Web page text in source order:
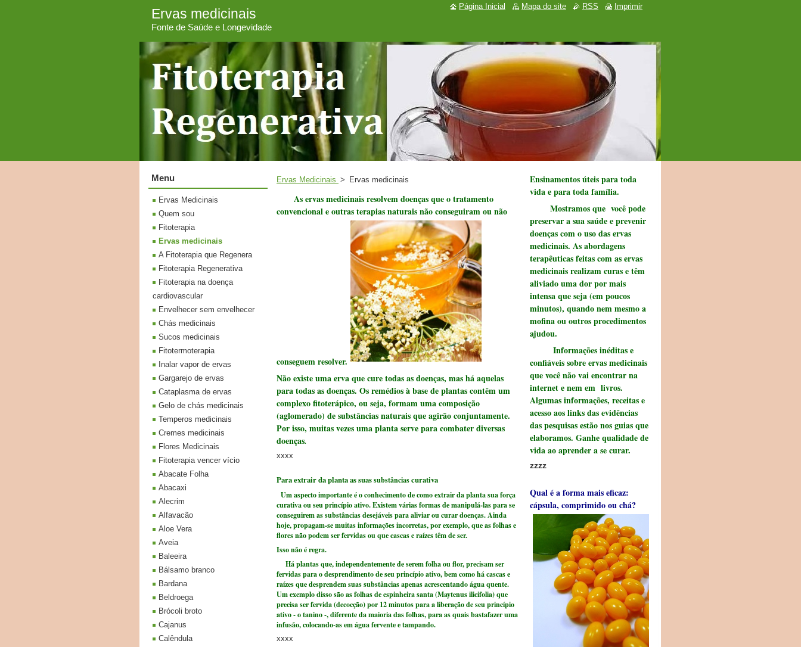
Ervas medicinais
Fonte de Saúde e Longevidade
Ervas Medicinais > Ervas medicinais
As ervas medicinais resolvem doenças que o tratamento
convencional e outras terapias naturais não conseguiram ou não
conseguem resolver.
Não existe uma erva que cure todas as doenças, mas há aquelas
para todas as doenças. Os remédios à base de plantas contêm um
complexo fitoterápico, ou seja, formam uma composição
(aglomerado) de substâncias naturais que agirão conjuntamente.
Por isso, muitas vezes uma planta serve para combater diversas
doenças.
xxxx
Para extrair da planta as suassubstânciascurativa
Um aspecto importante é o conhecimento de como extrair da planta sua força
curativa ou seu princípio ativo. Existem várias formas de manipulá-las para se
conseguirem as substâncias desejáveis para aliviar ou curar doenças. Ainda
hoje, propagam-se muitas informações incorretas, por exemplo, que as folhas e
flores não podem ser fervidas ou que cascas e raízes têm de ser.
Isso não é regra.
Há plantas que, independentemente de serem folha ou flor, precisam ser
fervidas para o desprendimento de seu princípio ativo, bem como há cascas e
raízes que desprendem suas substâncias apenas acrescentando água quente.
Um exemplo disso são as folhas de espinheira santa (Maytenus ilicifolia) que
precisa ser fervida (decocção) por 12 minutos para a liberação de seu princípio
ativo - o tanino -, diferente da maioria das folhas, para as quais bastafazer uma
infusão, colocando-as em água fervente e tampando.
xxxx
Ensinamentos úteis para toda
vida e para toda família.
Mostramos que você pode
preservar a sua saúde e prevenir
doenças com o uso das ervas
medicinais. As abordagens
terapêuticas feitas com as ervas
medicinais realizam curas e têm
aliviado uma dor por mais
intensa que seja (em poucos
minutos), quando nem mesmo a
mofina ou outros procedimentos
ajudou.
Informações inéditas e
confiáveis sobre ervas medicinais
que você não vai encontrar na
internet e nem em livros.
Algumas informações, receitas e
acesso aos links das evidências
das pesquisas estão nos guias que
elaboramos. Ganhe qualidade de
vida ao aprender a se curar.
zzzz
Qual é a forma mais eficaz:
cápsula, comprimido ou chá?
Menu
Ervas Medicinais
Quem sou
Fitoterapia
Ervas medicinais
A Fitoterapia que Regenera
Fitoterapia Regenerativa
Fitoterapia na doença
cardiovascular
Envelhecer sem envelhecer
Chás medicinais
Sucos medicinais
Fitotermoterapia
Inalar vapor de ervas
Gargarejo de ervas
Cataplasma de ervas
Gelo de chás medicinais
Temperos medicinais
Cremes medicinais
Flores Medicinais
Fitoterapia vencer vício
Abacate Folha
Abacaxi
Alecrim
Alfavacão
Aloe Vera
Aveia
Baleeira
Bálsamo branco
Bardana
Beldroega
Brócoli broto
Cajanus
Calêndula
Página Inicial Mapa do site RSS Imprimir